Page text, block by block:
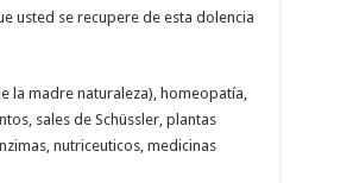
usted se recupere de esta dolencia
la madre naturaleza), homeopatía,
sales de Schüssler, plantas
nutriceuticos, medicinas